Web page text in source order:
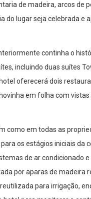
de madeira, arcos de
do lugar seja celebrada e
continha o
incluindo duas suítes
oferecerá dois
em folha com
como em todas as
os estágios iniciais da
de ar condicionado
por aparas de madeira
para irrigação,